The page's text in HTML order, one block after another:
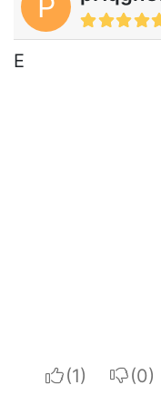
E
I apreciate
I